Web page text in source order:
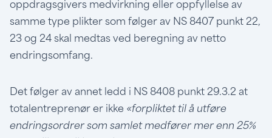
oppdragsgivers medvirkning eller oppfyllelse av
samme type plikter som følger av NS 8407 punkt 22,
23 og 24 skal medtas ved beregning av netto
endringsomfang.
Det følger av annet ledd i NS 8408 punkt 29.3.2 at
totalentreprenør er ikke «forpliktet til å utføre
endringsordrer som samlet medfører mer enn 25%